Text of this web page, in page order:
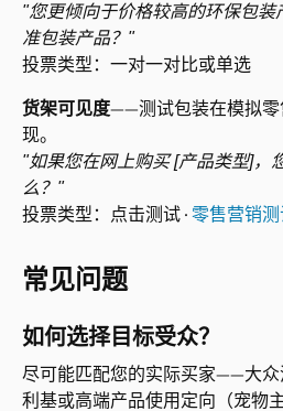
"您更倾向于价格较高的环保包
准包装产品？"
投票类型：一对一对比或单选
货架可见度——测试包装在模拟
现。
"如果您在网上购买 [产品类型]，
么？"
投票类型：点击测试 · 零售营销
常见问题
如何选择目标受众？
尽可能匹配您的实际买家——大众
利基或高端产品使用定向（宠物